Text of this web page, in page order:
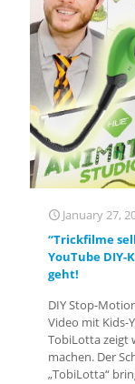
January 27,
“Trickfilme
YouTube
geht!
DIY Stop-
Video mit Kids-
TobiLotta zeigt
machen. Der
„TobiLotta“